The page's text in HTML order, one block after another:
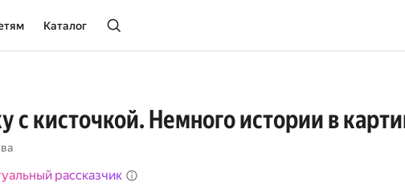
Каталог
с кисточкой. Немного истории в
рассказчик